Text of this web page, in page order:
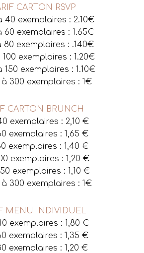
CARTON RSVP
40 exemplaires : 2.10€
60 exemplaires : 1.65€
80 exemplaires : .140€
100 exemplaires : 1.20€
150 exemplaires : 1.10€
à 300 exemplaires : 1€
CARTON BRUNCH
exemplaires : 2,10 €
exemplaires : 1,65 €
exemplaires : 1,40 €
exemplaires : 1,20 €
exemplaires : 1,10 €
à 300 exemplaires : 1€
MENU INDIVIDUEL
exemplaires : 1,80 €
exemplaires : 1,35 €
exemplaires : 1,20 €